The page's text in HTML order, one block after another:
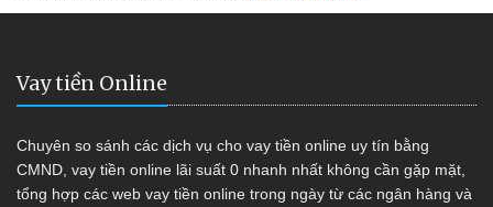
Vay tiền Online
Chuyên so sánh các dịch vụ cho vay tiền online uy tín bằng
CMND, vay tiền online lãi suất 0 nhanh nhất không cần gặp mặt,
tổng hợp các web vay tiền online trong ngày từ các ngân hàng và